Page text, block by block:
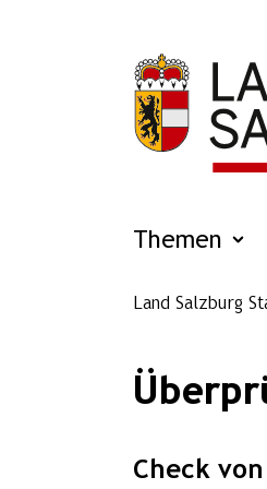
Themen
Land Salzburg
Check